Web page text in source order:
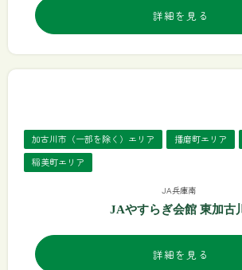
詳細を見る
加古川市（一部を除く）エリア 播磨町エリア
稲美町エリア
JA兵庫南
JAやすらぎ会館 東加古川
詳細を見る